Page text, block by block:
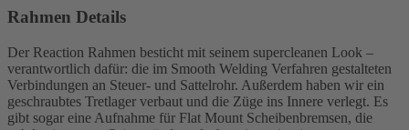
Rahmen Details
Der Reaction Rahmen besticht mit seinem supercleanen Look –
verantwortlich dafür: die im Smooth Welding Verfahren gestalteten
Verbindungen an Steuer- und Sattelrohr. Außerdem haben wir ein
geschraubtes Tretlager verbaut und die Züge ins Innere verlegt. Es
gibt sogar eine Aufnahme für Flat Mount Scheibenbremsen, die